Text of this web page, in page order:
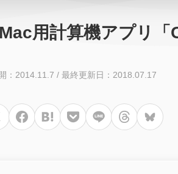
用計算機アプリ
：2014.11.7 / 最終更新日：2018.07.17